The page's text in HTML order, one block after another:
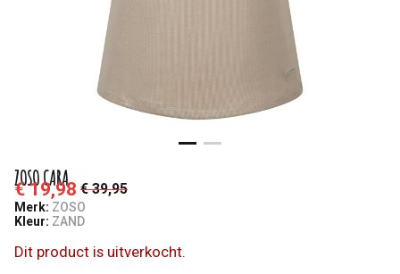
ZOSO CARA
€ 19,98 € 39,95
Merk: ZOSO
Kleur: ZAND
Dit product is uitverkocht.